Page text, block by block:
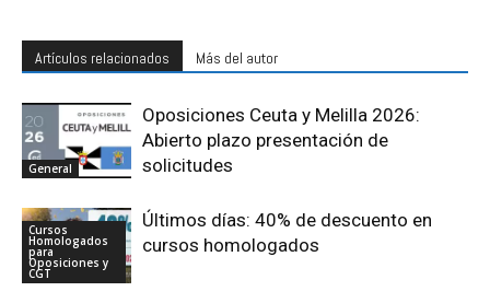
Artículos relacionados Más del autor
General
Oposiciones Ceuta y Melilla 2026:
Abierto plazo presentación de
solicitudes
Cursos
Homologados
para
Oposiciones y
CGT
Últimos días: 40% de descuento en
cursos homologados